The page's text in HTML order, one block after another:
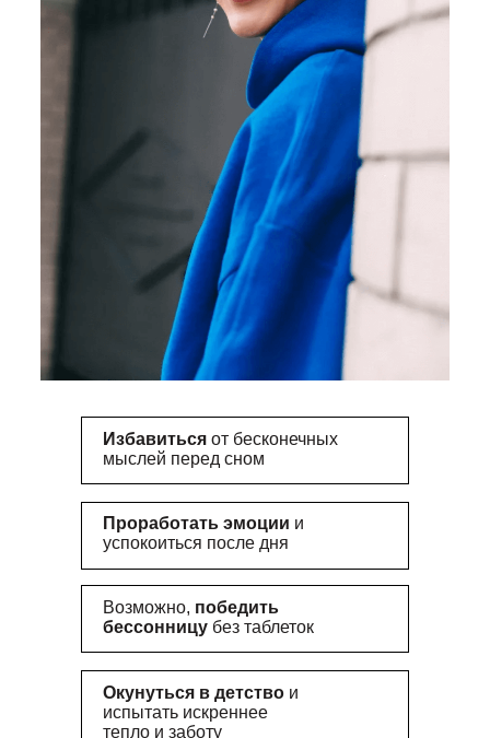
Избавиться от бесконечных
мыслей перед сном
Проработать эмоции и
успокоиться после дня
Возможно, победить
бессонницу без таблеток
Окунуться в детство и
испытать искреннее
тепло и заботу